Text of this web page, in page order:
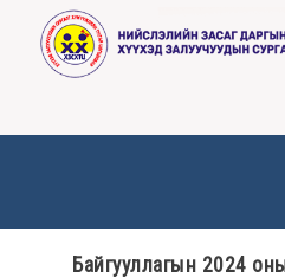
ТАНИЛЦУУЛГА
Байгууллагын 2024